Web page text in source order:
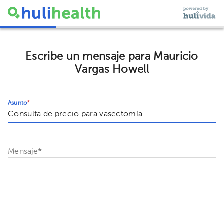
Escribe un mensaje para Mauricio
Vargas Howell
Asunto*
Mensaje*